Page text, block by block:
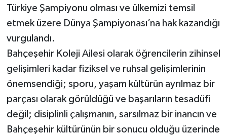
Türkiye Şampiyonu olması ve ülkemizi temsil
etmek üzere Dünya Şampiyonası’na hak kazandığı
vurgulandı.
Bahçeşehir Koleji Ailesi olarak öğrencilerin zihinsel
gelişimleri kadar fiziksel ve ruhsal gelişimlerinin
önemsendiği; sporu, yaşam kültürün ayrılmaz bir
parçası olarak görüldüğü ve başarıların tesadüfi
değil; disiplinli çalışmanın, sarsılmaz bir inancın ve
Bahçeşehir kültürünün bir sonucu olduğu üzerinde